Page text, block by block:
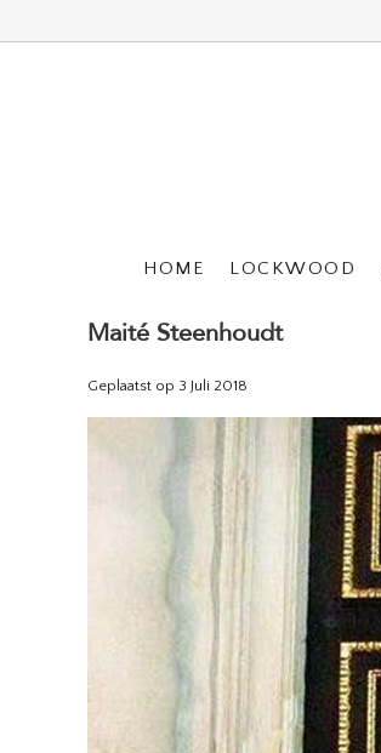
HOME LOCKWOOD
Maité Steenhoudt
Geplaatst op 3 Juli 2018